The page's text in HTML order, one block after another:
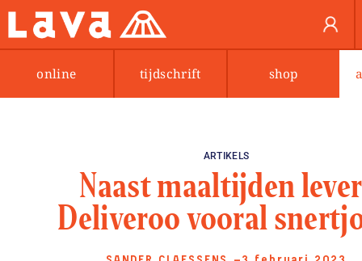
online tijdschrift shop
ARTIKELS
Naast maaltijden
Deliveroo vooral